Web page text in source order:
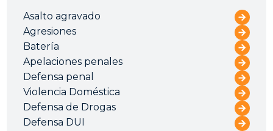
Asalto agravado
Agresiones
Batería
Apelaciones penales
Defensa penal
Violencia Doméstica
Defensa de Drogas
Defensa DUI